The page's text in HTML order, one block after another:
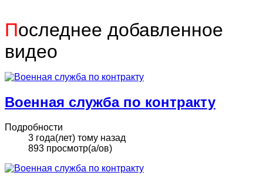
Последнее добавленное
видео
Военная служба по контракту
Подробности
3 года(лет) тому назад
893 просмотр(а/ов)